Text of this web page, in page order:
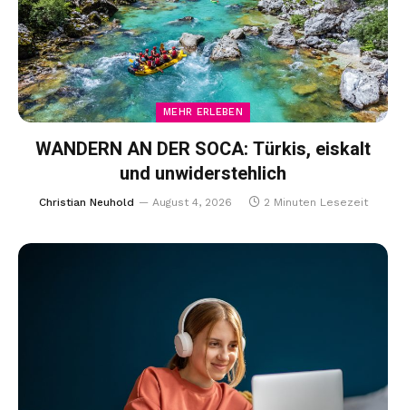
MEHR ERLEBEN
WANDERN AN DER SOCA: Türkis, eiskalt
und unwiderstehlich
Christian Neuhold August 4, 2026 2 Minuten Lesezeit